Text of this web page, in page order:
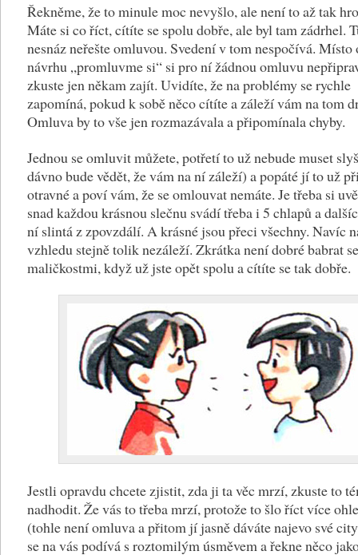
Řekněme, že to minule moc nevyšlo, ale není to až tak
Máte si co říct, cítíte se spolu dobře, ale byl tam zádrhel.
nesnáz neřešte omluvou. Svedení v tom nespočívá.
návrhu „promluvme si“ si pro ní žádnou omluvu
zkuste jen někam zajít. Uvidíte, že na problémy se rychle
zapomíná, pokud k sobě něco cítíte a záleží vám na tom
Omluva by to vše jen rozmazávala a připomínala chyby.
Jednou se omluvit můžete, potřetí to už nebude muset
dávno bude vědět, že vám na ní záleží) a popáté jí to už
otravné a poví vám, že se omlouvat nemáte. Je třeba si
snad každou krásnou slečnu svádí třeba i 5 chlapů a
ní slintá z zpovzdálí. A krásné jsou přeci všechny. Navíc
vzhledu stejně tolik nezáleží. Zkrátka není dobré babrat
maličkostmi, když už jste opět spolu a cítíte se tak dobře.
Jestli opravdu chcete zjistit, zda ji ta věc mrzí, zkuste to
nadhodit. Že vás to třeba mrzí, protože to šlo říct více
(tohle není omluva a přitom jí jasně dáváte najevo své
se na vás podívá s roztomilým úsměvem a řekne něco